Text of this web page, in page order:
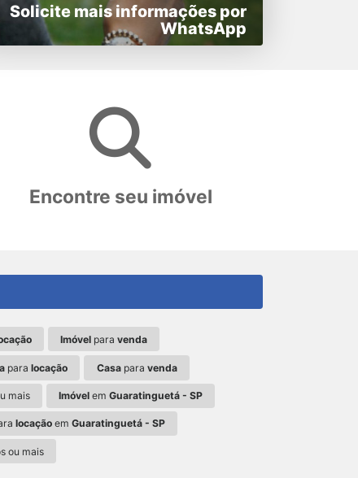
Solicite mais informações por
WhatsApp
Encontre seu imóvel
Imóvel paravenda
paralocação Casapara venda
mais Imóvel emGuaratinguetá - SP
locação emGuaratinguetá - SP
ou mais